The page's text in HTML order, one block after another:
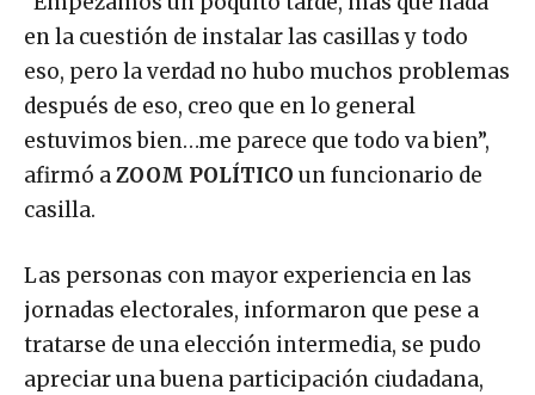
en la cuestión de instalar las casillas y todo
eso, pero la verdad no hubo muchos problemas
después de eso, creo que en lo general
estuvimos bien…me parece que todo va bien”,
afirmó aZOOM POLÍTICO un funcionario de
casilla.
Las personas con mayor experiencia en las
jornadas electorales, informaron que pese a
tratarse de una elección intermedia, se pudo
apreciar una buena participación ciudadana,